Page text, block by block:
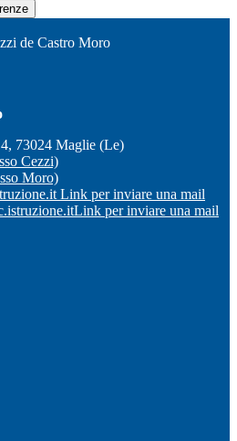
de Castro Moro
73024 Maglie (Le)
Cezzi)
Moro)
Link per inviare una mail
Link per inviare una mail